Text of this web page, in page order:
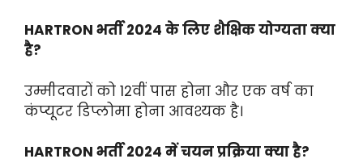
HARTRON भर्ती 2024 के लिए शैक्षिक योग्यता क्या
है?
उम्मीदवारों को 12वीं पास होना और एक वर्ष का
कंप्यूटर डिप्लोमा होना आवश्यक है।
HARTRON भर्ती 2024 में चयन प्रक्रिया क्या है?